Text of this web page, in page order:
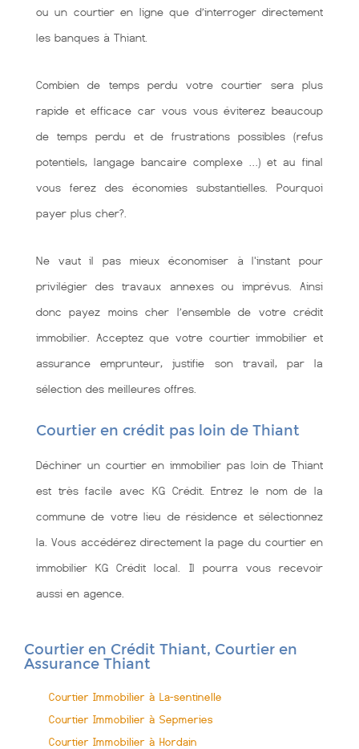
ou un courtier en ligne que d’interroger directement
les banques à Thiant.
Combien de temps perdu votre courtier sera plus
rapide et efficace car vous vous éviterez beaucoup
de temps perdu et de frustrations possibles (refus
potentiels, langage bancaire complexe …) et au final
vous ferez des économies substantielles. Pourquoi
payer plus cher?.
Ne vaut il pas mieux économiser à l'instant pour
privilégier des travaux annexes ou imprévus. Ainsi
donc payez moins cher l’ensemble de votre crédit
immobilier. Acceptez que votre courtier immobilier et
assurance emprunteur, justifie son travail, par la
sélection des meilleures offres.
Courtier en crédit pas loin de Thiant
Déchiner un courtier en immobilier pas loin de Thiant
est très facile avec KG Crédit. Entrez le nom de la
commune de votre lieu de résidence et sélectionnez
la. Vous accédérez directement la page du courtier en
immobilier KG Crédit local. Il pourra vous recevoir
aussi en agence.
Courtier en Crédit Thiant, Courtier en
Assurance Thiant
Courtier Immobilier à La-sentinelle
Courtier Immobilier à Sepmeries
Courtier Immobilier à Hordain